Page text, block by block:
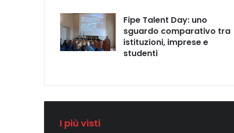
Fipe Talent Day: uno
sguardo comparativo tra
istituzioni, imprese e
studenti
I più visti